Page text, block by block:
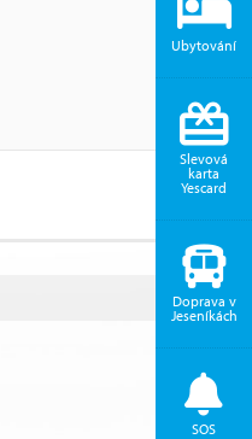
Ubytování
Slevová
karta
Yescard
Doprava v
Jeseníkách
SOS